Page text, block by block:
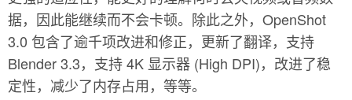
据，因此能继续而不会卡顿。除此之外，OpenShot
3.0 包含了逾千项改进和修正，更新了翻译，支持
Blender 3.3，支持 4K 显示器 (High DPI)，改进了稳
定性，减少了内存占用，等等。